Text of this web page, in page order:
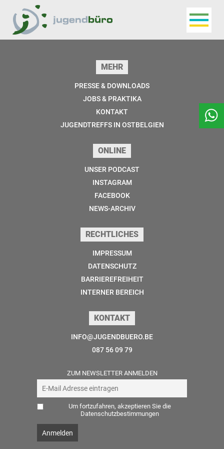
Jugendbüro
Seitenfuss
MEHR
PRESSE & DOWNLOADS
JOBS & PRAKTIKA
KONTAKT
JUGENDTREFFS IN OSTBELGIEN
ONLINE
UNSER PODCAST
INSTAGRAM
FACEBOOK
NEWS-ARCHIV
RECHTLICHES
IMPRESSUM
DATENSCHUTZ
BARRIEREFREIHEIT
INTERNER BEREICH
KONTAKT
INFO@JUGENDBUERO.BE
087 56 09 79
ZUM NEWSLETTER ANMELDEN
Um fortzufahren, akzeptieren Sie die
Datenschutzbestimmungen